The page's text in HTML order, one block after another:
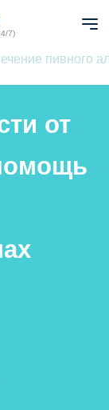
7)
пивного
от